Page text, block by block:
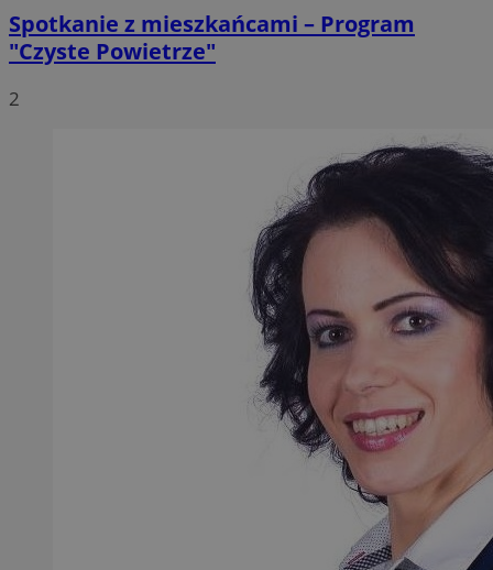
Spotkanie z mieszkańcami – Program
"Czyste Powietrze"
2